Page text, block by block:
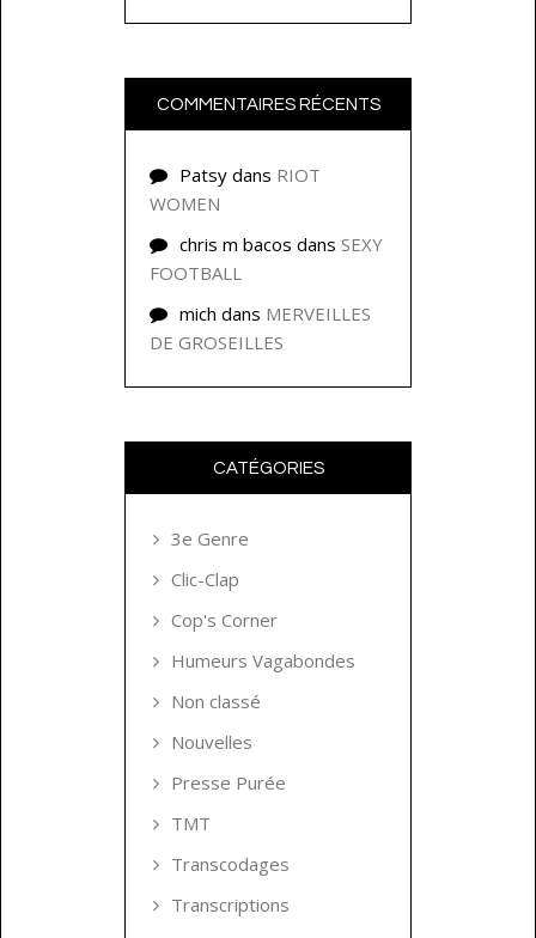
COMMENTAIRES RÉCENTS
Patsy dans RIOT
WOMEN
chris m bacos dans SEXY
FOOTBALL
mich dans MERVEILLES
DE GROSEILLES
CATÉGORIES
3e Genre
Clic-Clap
Cop's Corner
Humeurs Vagabondes
Non classé
Nouvelles
Presse Purée
TMT
Transcodages
Transcriptions